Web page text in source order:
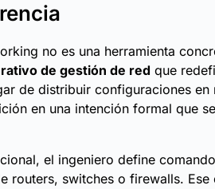
no es una herramienta
de gestión de red que
de distribuir configuraciones
en una intención formal que
el ingeniero define
routers, switches o firewalls.